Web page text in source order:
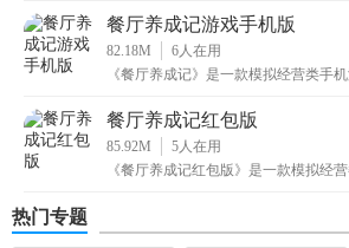
餐厅养成记游戏手机版
82.18M 6 人在用
《餐厅养成记》是一款模拟经营类手机
餐厅养成记红包版
85.92M 5 人在用
《餐厅养成记红包版》是一款模拟经营
热门专题